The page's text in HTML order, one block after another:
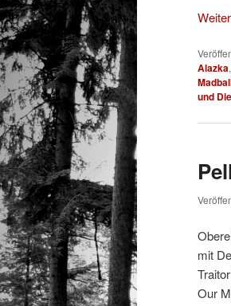
Alazka,
und
mit
Our